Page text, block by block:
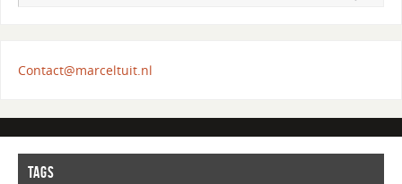
Contact@marceltuit.nl
TAGS